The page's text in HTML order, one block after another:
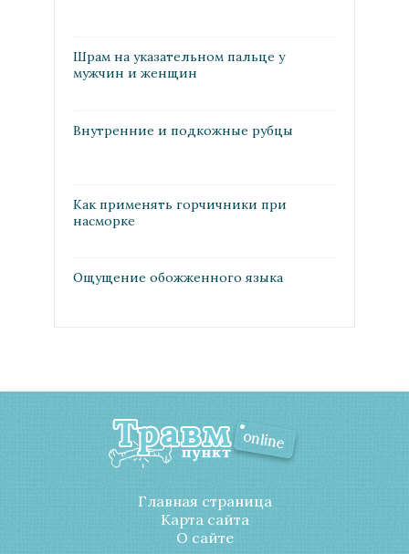
Шрам на указательном пальце у
мужчин и женщин
Внутренние и подкожные рубцы
Как применять горчичники при
насморке
Ощущение обожженного языка
Главная страница
Карта сайта
О сайте